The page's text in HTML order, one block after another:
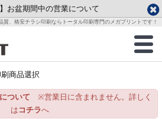
】お盆期間中の営業について
質、格安チラシ印刷ならトータル印刷専門のメガプリントです！
商品一覧
ご利用ガイド
タ作成ガイド
テンプレート
金
土
1
7
8
15
商品選択
ついて ※営業日に含まれません。詳しく
は コチラへ